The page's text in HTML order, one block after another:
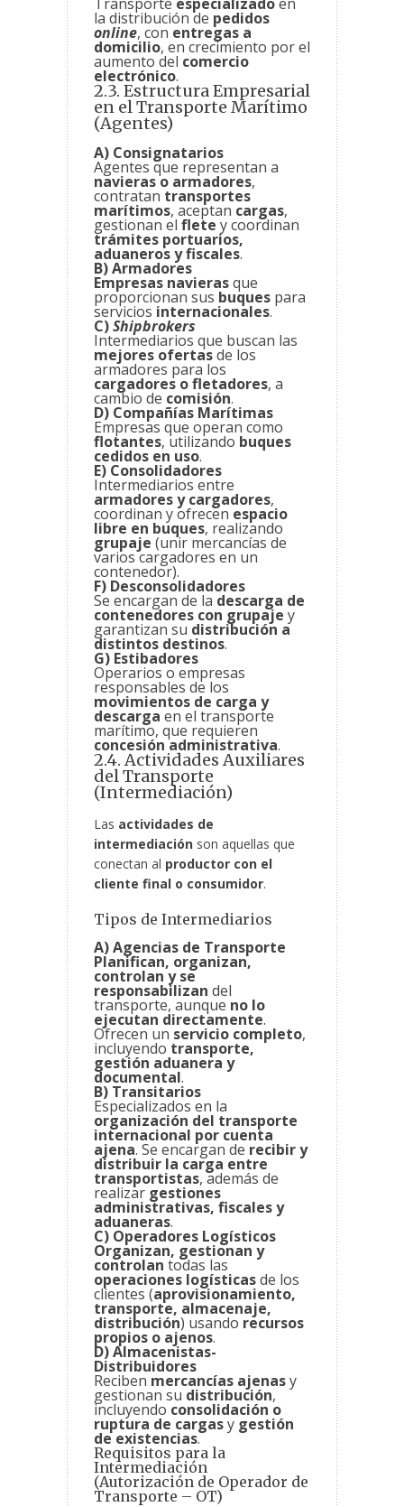
la distribución de pedidos
online, con entregas a
domicilio, en crecimiento por el
aumento del comercio
electrónico.
2.3. Estructura Empresarial
en el Transporte Marítimo
(Agentes)
A) Consignatarios
Agentes que representan a
navieras o armadores,
contratan transportes
marítimos, aceptan cargas,
gestionan el flete y coordinan
trámites portuarios,
aduaneros y fiscales.
B) Armadores
Empresas navierasque
proporcionan sus buques para
servicios internacionales.
C)Shipbrokers
Intermediarios que buscan las
mejores ofertasde los
armadores para los
cargadores o fletadores, a
cambio de comisión.
D) Compañías Marítimas
Empresas que operan como
flotantes, utilizando buques
cedidos en uso.
E) Consolidadores
Intermediarios entre
armadores y cargadores,
coordinan y ofrecen espacio
libre en buques, realizando
grupaje (unir mercancías de
varios cargadores en un
contenedor).
F) Desconsolidadores
Se encargan de la descarga de
contenedores con grupaje y
garantizan su distribución a
distintos destinos.
G) Estibadores
Operarios o empresas
responsables de los
movimientos de carga y
descarga en el transporte
marítimo, que requieren
concesión administrativa.
2.4. Actividades Auxiliares
del Transporte
(Intermediación)
Las actividades de
intermediación son aquellas que
conectan al productor con el
cliente final o consumidor.
Tipos de Intermediarios
A) Agencias de Transporte
Planifican, organizan,
controlan y se
responsabilizan del
transporte, aunque no lo
ejecutan directamente.
Ofrecen un servicio completo,
incluyendo transporte,
gestión aduanera y
documental.
B) Transitarios
Especializados en la
organización del transporte
internacional por cuenta
ajena. Se encargan de recibir y
distribuir la carga entre
transportistas, además de
realizar gestiones
administrativas, fiscales y
aduaneras.
C) Operadores Logísticos
Organizan, gestionan y
controlan todas las
operaciones logísticasde los
clientes (aprovisionamiento,
transporte, almacenaje,
distribución) usando recursos
propios o ajenos.
D) Almacenistas-
Distribuidores
Reciben mercancías ajenasy
gestionan su distribución,
incluyendo consolidación o
ruptura de cargasy gestión
de existencias.
Requisitos para la
Intermediación
(Autorización de Operador de
Transporte – OT)